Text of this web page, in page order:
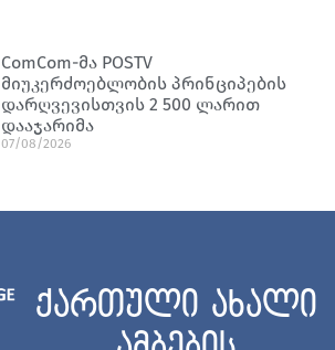
ComCom-მა POSTV
მიუკერძოებლობის პრინციპების
დარღვევისთვის 2 500 ლარით
დააჯარიმა
07/08/2026
ქართული ახალი